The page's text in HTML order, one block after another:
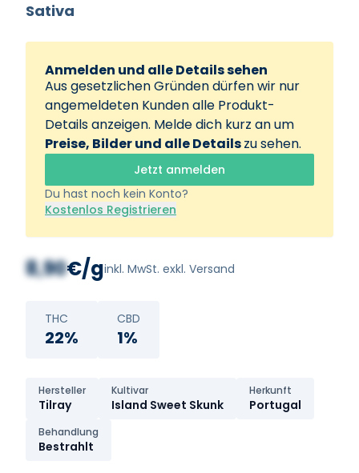
Sativa
Anmelden und alle Details sehen
Aus gesetzlichen Gründen dürfen wir nur
angemeldeten Kunden alle Produkt-
Details anzeigen. Melde dich kurz an um
Preise, Bilder und alle Detailszu sehen.
Jetzt anmelden
Du hast noch kein Konto?
Kostenlos Registrieren
8,90€/ginkl. MwSt. exkl. Versand
THC
22%
CBD
1%
Hersteller
Tilray
Kultivar
Island Sweet Skunk
Herkunft
Portugal
Behandlung
Bestrahlt